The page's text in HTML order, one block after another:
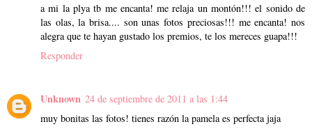
a mi la plya tb me encanta! me relaja un montón!!! el sonido de
las olas, la brisa.... son unas fotos preciosas!!! me encanta! nos
alegra que te hayan gustado los premios, te los mereces guapa!!!
Responder
Unknown 24 de septiembre de 2011 a las 1:44
muy bonitas las fotos! tienes razón la pamela es perfecta jaja